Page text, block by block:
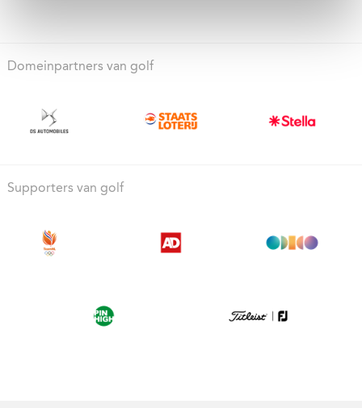
Domeinpartners van golf
Supporters van golf